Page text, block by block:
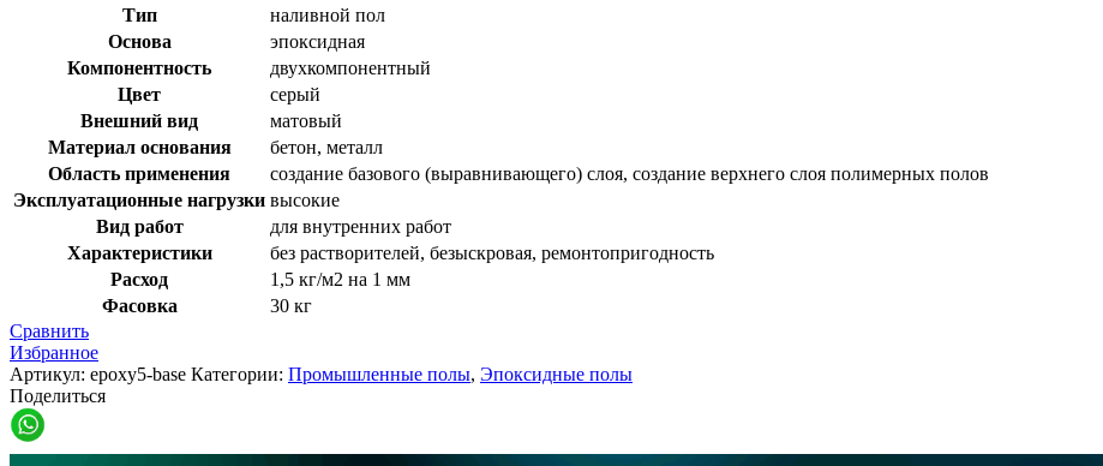
Тип
наливной пол
Основа
эпоксидная
Компонентность
двухкомпонентный
Цвет
серый
Внешний вид
матовый
Материал основания
бетон, металл
Область применения
создание базового (выравнивающего) слоя, создание верхнего слоя полимерных полов
Эксплуатационные нагрузки высокие
Вид работ
для внутренних работ
Характеристики
без растворителей, безыскровая, ремонтопригодность
Расход
1,5 кг/м2 на 1 мм
Фасовка
30 кг
Сравнить
Избранное
Артикул: epoxy5-base Категории: Промышленные полы, Эпоксидные полы
Поделиться